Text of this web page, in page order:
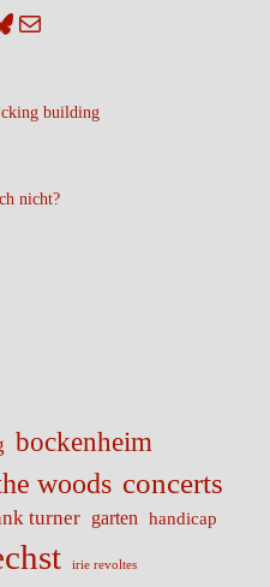
E-Mail
building
nicht?
bockenheim
woods concerts
turner garten handicap
irie revoltes